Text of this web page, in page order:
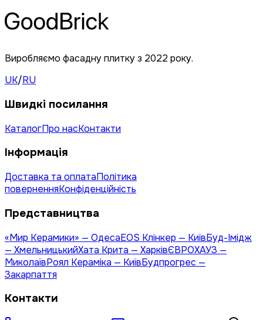
Виробляємо фасадну плитку з 2022 року.
UK/RU
Швидкі посилання
КаталогПро насКонтакти
Інформація
Доставка та оплатаПолітика
поверненняКонфіденційність
Представництва
«Мир Керамики» — ОдесаEOS Клінкер — КиївБуд-Імідж
— ХмельницькийХата Крита — ХарківЄВРОХАУЗ —
МиколаївРоял Кераміка — КиївБудпрогрес —
Закарпаття
Контакти